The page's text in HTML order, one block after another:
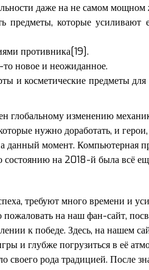
даже на не самом мощном
предметы, которые усиливают
противника[19].
новое и неожиданное.
и косметические предметы для
глобальному изменению
нужно доработать, и
данный момент. Компьютерная
на 2018-й была всё
требуют много времени и
пожаловать на наш фан-сайт,
к победе. Здесь, на нашем
и глубже погрузиться в её
рода традицией. После